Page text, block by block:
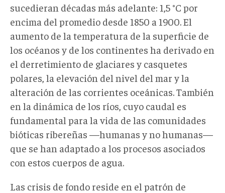
sucedieran décadas más adelante: 1,5 °C por
encima del promedio desde 1850 a 1900.El
aumento de la temperatura de la superficie de
los océanos y de los continentes ha derivado en
el derretimiento de glaciares y casquetes
polares, la elevación del nivel del mar y la
alteración de las corrientes oceánicas. También
en la dinámica de los ríos, cuyo caudal es
fundamental para la vida de las comunidades
bióticas ribereñas —humanas y no humanas—
que se han adaptado a los procesos asociados
con estos cuerpos de agua.
Las crisis de fondo reside en el patrón de